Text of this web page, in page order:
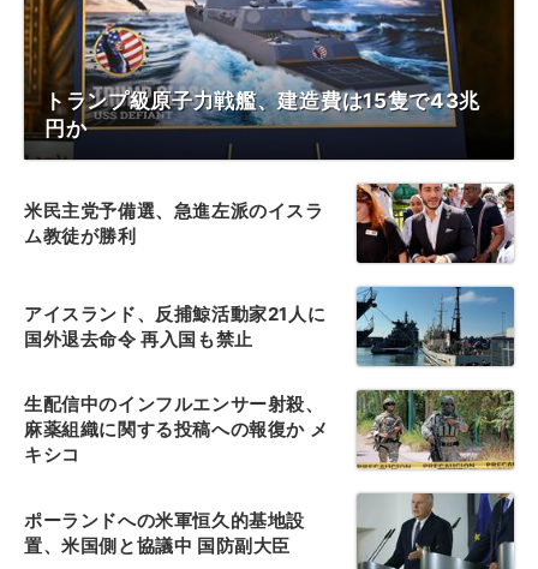
トランプ級原子力戦艦、建造費は15隻で43兆
円か
米民主党予備選、急進左派のイスラ
ム教徒が勝利
アイスランド、反捕鯨活動家21人に
国外退去命令 再入国も禁止
生配信中のインフルエンサー射殺、
麻薬組織に関する投稿への報復か メ
キシコ
ポーランドへの米軍恒久的基地設
置、米国側と協議中 国防副大臣